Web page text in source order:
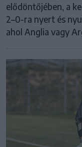
elődöntőjében, a
2–0-ra nyert és
ahol Anglia vagy